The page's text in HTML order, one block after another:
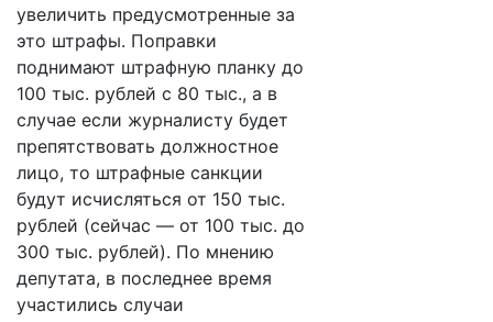
увеличить предусмотренные за
это штрафы. Поправки
поднимают штрафную планку до
100 тыс. рублей с 80 тыс., а в
случае если журналисту будет
препятствовать должностное
лицо, то штрафные санкции
будут исчисляться от 150 тыс.
рублей (сейчас — от 100 тыс. до
300 тыс. рублей). По мнению
депутата, в последнее время
участились случаи